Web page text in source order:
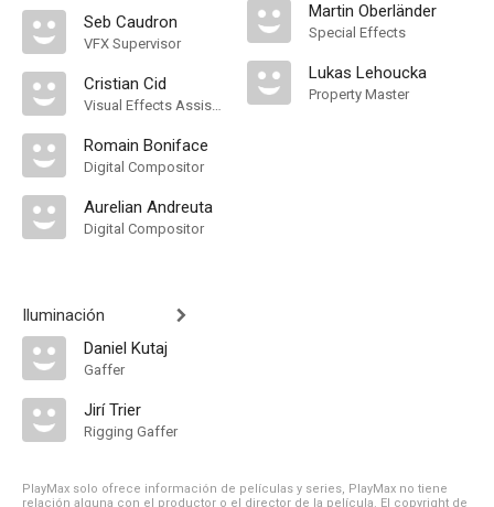
Seb Caudron
VFX Supervisor
Cristian Cid
Visual Effects Assistant Editor
Romain Boniface
Digital Compositor
Aurelian Andreuta
Digital Compositor
Iluminación
Daniel Kutaj
Gaffer
Jirí Trier
Rigging Gaffer
Martin Oberländer
Special Effects
Lukas Lehoucka
Property Master
PlayMax solo ofrece información de películas y series, PlayMax no tiene
relación alguna con el productor o el director de la película. El copyright de